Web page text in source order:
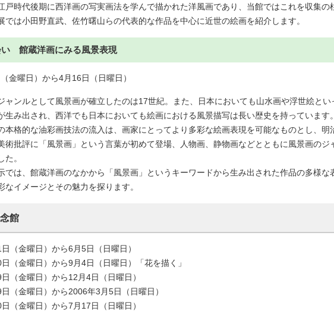
戸時代後期に西洋画の写実画法を学んで描かれた洋風画であり、当館ではこれを収集の
では小田野直武、佐竹曙山らの代表的な作品を中心に近世の絵画を紹介します。
い 館蔵洋画にみる風景表現
金曜日）から4月16日（日曜日）
ャンルとして風景画が確立したのは17世紀。また、日本においても山水画や浮世絵とい
生み出され、西洋でも日本においても絵画における風景描写は長い歴史を持っています
本格的な油彩画技法の流入は、画家にとってより多彩な絵画表現を可能なものとし、明
術批評に「風景画」という言葉が初めて登場、人物画、静物画などとともに風景画のジ
た。
では、館蔵洋画のなかから「風景画」というキーワードから生み出された作品の多様な
なイメージとその魅力を探ります。
館
（金曜日）から6月5日（日曜日）
（金曜日）から9月4日（日曜日）「花を描く」
（金曜日）から12月4日（日曜日）
（金曜日）から2006年3月5日（日曜日）
（金曜日）から7月17日（日曜日）